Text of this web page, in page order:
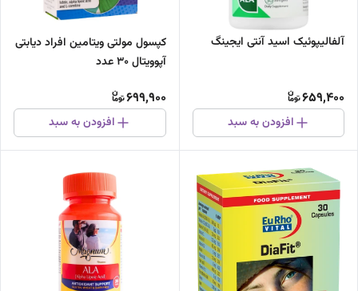
آلفالیپوئیک اسید آنتی ایجینگ
659,400
افزودن به سبد
کپسول مولتی ویتامین افراد دیابتی
آپوویتال 30 عدد
699,900
افزودن به سبد